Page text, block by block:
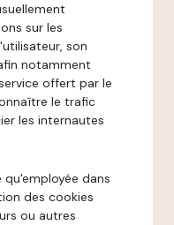
sur les
son
notamment
offert par le
le trafic
les internautes
qu'employée dans
des cookies
ou autres